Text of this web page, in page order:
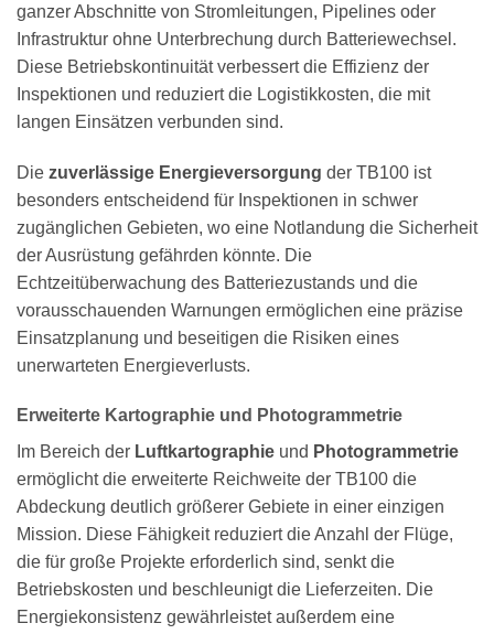
ganzer Abschnitte von Stromleitungen, Pipelines oder
Infrastruktur ohne Unterbrechung durch Batteriewechsel.
Diese Betriebskontinuität verbessert die Effizienz der
Inspektionen und reduziert die Logistikkosten, die mit
langen Einsätzen verbunden sind.
Die zuverlässige Energieversorgung der TB100 ist
besonders entscheidend für Inspektionen in schwer
zugänglichen Gebieten, wo eine Notlandung die Sicherheit
der Ausrüstung gefährden könnte. Die
Echtzeitüberwachung des Batteriezustands und die
vorausschauenden Warnungen ermöglichen eine präzise
Einsatzplanung und beseitigen die Risiken eines
unerwarteten Energieverlusts.
Erweiterte Kartographie und Photogrammetrie
Im Bereich der Luftkartographie und Photogrammetrie
ermöglicht die erweiterte Reichweite der TB100 die
Abdeckung deutlich größerer Gebiete in einer einzigen
Mission. Diese Fähigkeit reduziert die Anzahl der Flüge,
die für große Projekte erforderlich sind, senkt die
Betriebskosten und beschleunigt die Lieferzeiten. Die
Energiekonsistenz gewährleistet außerdem eine